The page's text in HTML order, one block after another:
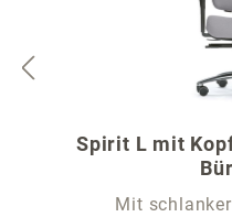
Spirit L mit
Mit